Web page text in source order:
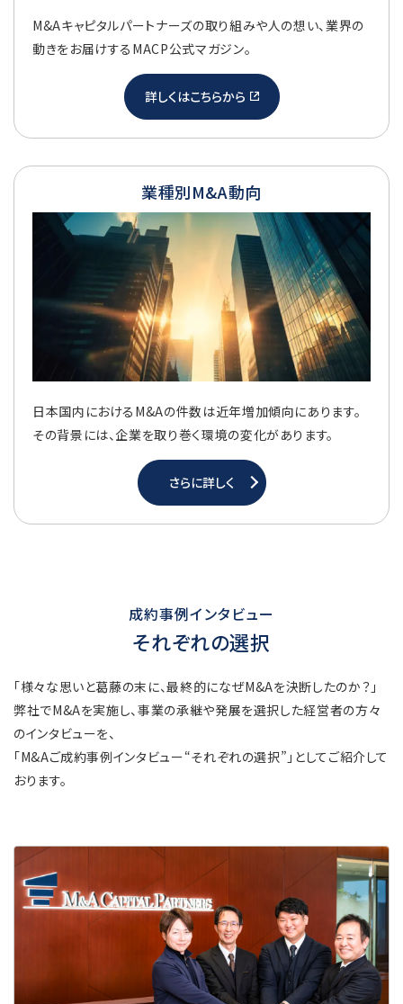
M&Aキャピタルパートナーズの取り組みや人の想い、業界の
動きをお届けするMACP公式マガジン。
詳しくはこちらから
業種別M&A動向
日本国内におけるM&Aの件数は近年増加傾向にあります。
その背景には、企業を取り巻く環境の変化があります。
さらに詳しく
成約事例インタビュー
それぞれの選択
「様々な思いと葛藤の末に、最終的になぜM&Aを決断したのか？」
弊社でM&Aを実施し、事業の承継や発展を選択した経営者の方々
のインタビューを、
「M&Aご成約事例インタビュー“それぞれの選択”」としてご紹介して
おります。